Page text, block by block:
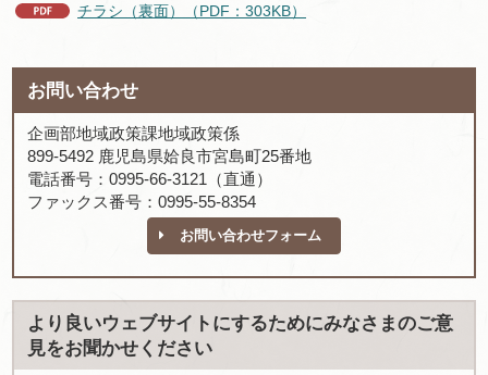
チラシ（裏面）（PDF：303KB）
お問い合わせ
企画部地域政策課地域政策係
899-5492 鹿児島県姶良市宮島町25番地
電話番号：0995-66-3121（直通）
ファックス番号：0995-55-8354
お問い合わせフォーム
より良いウェブサイトにするためにみなさまのご意
見をお聞かせください